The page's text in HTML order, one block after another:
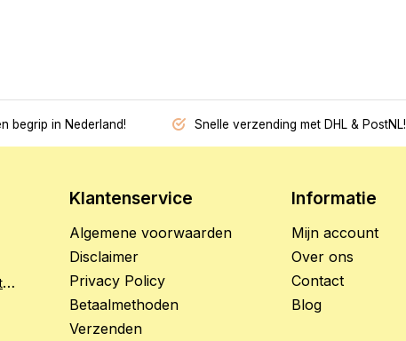
begrip in Nederland! Snelle verzending met DHL & PostNL!
i
nfo@hetzoethoudertje.nl
Klantenservice
Algemene voorwaarden
Disclaimer
Privacy Policy
Betaalmethoden
Verzenden
Informatie
Mijn account
Over ons
Contact
Blog